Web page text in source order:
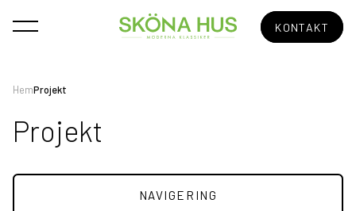
KONTAKT
HemProjekt
Projekt
NAVIGERING